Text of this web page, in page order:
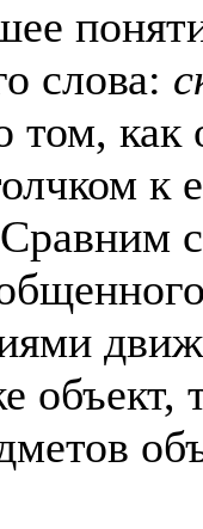
слова:
том, как
к
объект,